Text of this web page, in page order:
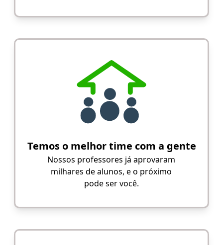
Temos o melhor time com a gente
Nossos professores já aprovaram
milhares de alunos, e o próximo
pode ser você.